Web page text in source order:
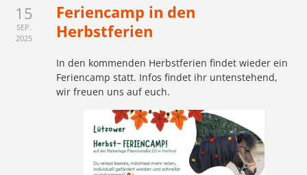
15
SEP.
2025
Feriencamp in den
Herbstferien
In den kommenden Herbstferien findet wieder ein
Feriencamp statt. Infos findet ihr untenstehend,
wir freuen uns auf euch.